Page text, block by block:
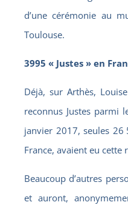
d’une cérémonie au
Toulouse.
3995 « Justes » en
Déjà, sur Arthès,
reconnus Justes parmi
janvier 2017, seules
France, avaient eu cette
Beaucoup d’autres
et auront,